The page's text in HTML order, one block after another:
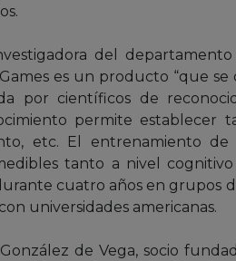
del
es un producto “que
por científicos de
permite establecer
etc. El entrenamiento
tanto a nivel
cuatro años en grupos
universidades americanas.
de Vega, socio